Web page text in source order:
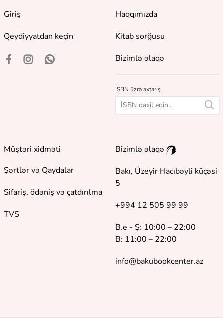
Giriş
Qeydiyyatdan keçin
Haqqımızda
Kitab sorğusu
Bizimlə əlaqə
İSBN üzrə axtarış
Müştəri xidməti
Şərtlər və Qaydalar
Sifariş, ödəniş və çatdırılma
TVS
Bizimlə əlaqə
Bakı, Üzeyir Hacıbəyli küçəsi
5
+994 12 505 99 99
B.e - Ş: 10:00 – 22:00
B: 11:00 – 22:00
info@bakubookcenter.az